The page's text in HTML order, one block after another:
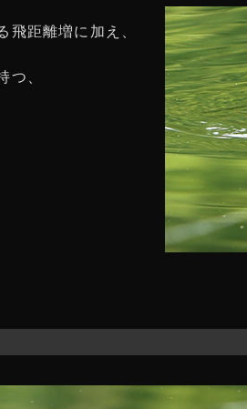
飛距離増に加え、
つ、